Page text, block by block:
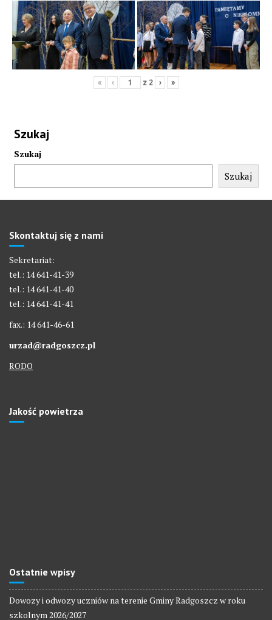
« ‹ z 2 › »
Szukaj
Szukaj
Szukaj
Skontaktuj się z nami
Sekretariat:
tel.: 14 641-41-39
tel.: 14 641-41-40
tel.: 14 641-41-41
fax.: 14 641-46-61
urzad@radgoszcz.pl
RODO
Jakość powietrza
Ostatnie wpisy
Dowozy i odwozy uczniów na terenie Gminy Radgoszcz w roku
szkolnym 2026/2027